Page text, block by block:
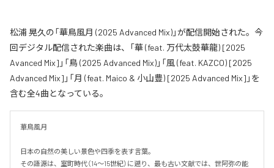
松浦 晃久の「華鳥風月 (2025 Advanced Mix)」が配信開始された。今
回デジタル配信された楽曲は、「華 (feat. 万代太鼓華龍) [2025
Avanced Mix]」「鳥 (2025 Advanced Mix)」「風 (feat. KAZCO) [2025
Advanced Mix]」「月 (feat. Maico & 小山豊) [2025 Advanced Mix]」を
含む全4曲となっている。
華鳥風月
日本の自然の美しい景色や四季を表す言葉。
その語源は、室町時代（14〜15世紀）に遡り、最も古い文献では、世阿弥の能